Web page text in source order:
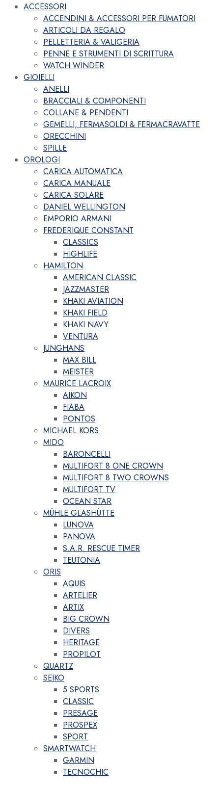
ACCESSORI
ACCENDINI & ACCESSORI PER FUMATORI
ARTICOLI DA REGALO
PELLETTERIA & VALIGERIA
PENNE E STRUMENTI DI SCRITTURA
WATCH WINDER
GIOIELLI
ANELLI
BRACCIALI & COMPONENTI
COLLANE & PENDENTI
GEMELLI, FERMASOLDI & FERMACRAVATTE
ORECCHINI
SPILLE
OROLOGI
CARICA AUTOMATICA
CARICA MANUALE
CARICA SOLARE
DANIEL WELLINGTON
EMPORIO ARMANI
FREDERIQUE CONSTANT
CLASSICS
HIGHLIFE
HAMILTON
AMERICAN CLASSIC
JAZZMASTER
KHAKI AVIATION
KHAKI FIELD
KHAKI NAVY
VENTURA
JUNGHANS
MAX BILL
MEISTER
MAURICE LACROIX
AIKON
FIABA
PONTOS
MICHAEL KORS
MIDO
BARONCELLI
MULTIFORT 8 ONE CROWN
MULTIFORT 8 TWO CROWNS
MULTIFORT TV
OCEAN STAR
MÜHLE GLASHÜTTE
LUNOVA
PANOVA
S.A.R. RESCUE TIMER
TEUTONIA
ORIS
AQUIS
ARTELIER
ARTIX
BIG CROWN
DIVERS
HERITAGE
PROPILOT
QUARTZ
SEIKO
5 SPORTS
CLASSIC
PRESAGE
PROSPEX
SPORT
SMARTWATCH
GARMIN
TECNOCHIC